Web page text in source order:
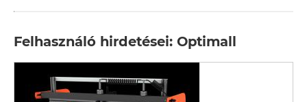
Felhasználó hirdetései: Optimall